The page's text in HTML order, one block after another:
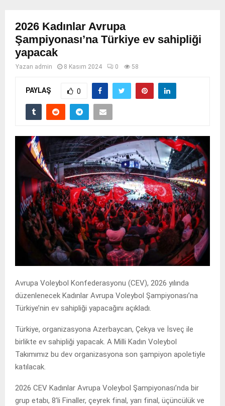
2026 Kadınlar Avrupa
Şampiyonası’na Türkiye ev sahipliği
yapacak
Yazan admin 8 Kasım 2024 0 58
PAYLAŞ 0
Avrupa Voleybol Konfederasyonu (CEV), 2026 yılında
düzenlenecek Kadınlar Avrupa Voleybol Şampiyonası’na
Türkiye’nin ev sahipliği yapacağını açıkladı.
Türkiye, organizasyona Azerbaycan, Çekya ve İsveç ile
birlikte ev sahipliği yapacak. A Milli Kadın Voleybol
Takımımız bu dev organizasyona son şampiyon apoletiyle
katılacak.
2026 CEV Kadınlar Avrupa Voleybol Şampiyonası’nda bir
grup etabı, 8’li Finaller, çeyrek final, yarı final, üçüncülük ve